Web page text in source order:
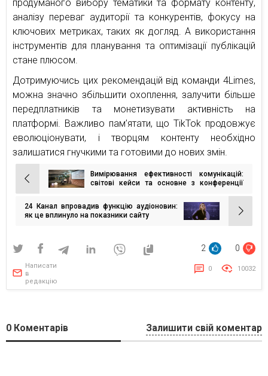
продуманого вибору тематики та формату контенту,
аналізу переваг аудиторії та конкурентів, фокусу на
ключових метриках, таких як догляд. А використання
інструментів для планування та оптимізації публікацій
стане плюсом.
Дотримуючись цих рекомендацій від команди 4Limes,
можна значно збільшити охоплення, залучити більше
передплатників та монетизувати активність на
платформі. Важливо пам’ятати, що TikTok продовжує
еволюціонувати, і творцям контенту необхідно
залишатися гнучкими та готовими до нових змін.
Навігація
записів
Вимірювання ефективності комунікацій:
світові кейси та основне з конференції
24 Канал впровадив функцію аудіоновин:
як це вплинуло на показники сайту
2 0
Написати
в
редакцію
0 10032
0 Коментарів Залишити свій коментар